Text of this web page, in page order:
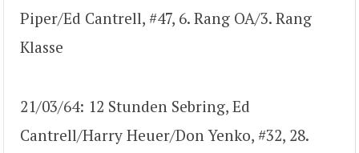
Piper/Ed Cantrell, #47, 6. Rang OA/3. Rang
Klasse
21/03/64: 12 Stunden Sebring, Ed
Cantrell/Harry Heuer/Don Yenko, #32, 28.